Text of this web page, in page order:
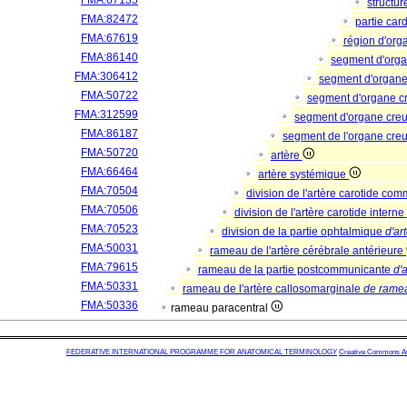
FMA:82472
partie
FMA:67619
région
FMA:86140
segment
FMA:306412
segment
FMA:50722
segment d'organe
FMA:312599
segment d'organe
FMA:86187
segment de l'organe
FMA:50720
artère
FMA:66464
artère systémique
FMA:70504
division de l'artère carotide
FMA:70506
division de l'artère carotide interne
FMA:70523
division de la partie ophtalmique
FMA:50031
rameau de l'artère cérébrale antérieure
FMA:79615
rameau de la partie postcommunicante
FMA:50331
rameau de l'artère callosomarginale de
FMA:50336
rameau paracentral
FEDERATIVE INTERNATIONAL PROGRAMME FOR ANATOMICAL TERMINOLOGY Creative Commons